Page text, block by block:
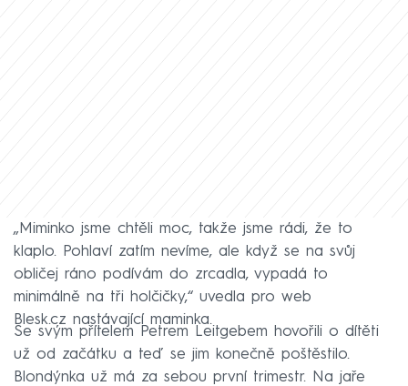
„Miminko jsme chtěli moc, takže jsme rádi, že to
klaplo. Pohlaví zatím nevíme, ale když se na svůj
obličej ráno podívám do zrcadla, vypadá to
minimálně na tři holčičky,“ uvedla pro web
Blesk.cz nastávající maminka.
Se svým přítelem Petrem Leitgebem hovořili o dítěti
už od začátku a teď se jim konečně poštěstilo.
Blondýnka už má za sebou první trimestr. Na jaře